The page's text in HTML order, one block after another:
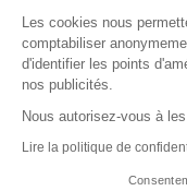
Les cookies nous
comptabiliser
d'identifier les points
nos publicités.
Nous autorisez-vous à
Lire la politique de
AJOUTER
SOURCE
GOOGLE
©2024 CréActifs. Tous
Mentions légales•